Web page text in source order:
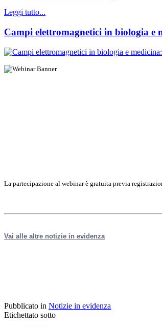
Leggi tutto...
Campi elettromagnetici in biologia e
La partecipazione al webinar è gratuita previa
Vai alle altre notizie in evidenza
Pubblicato in Notizie in evidenza
Etichettato sotto